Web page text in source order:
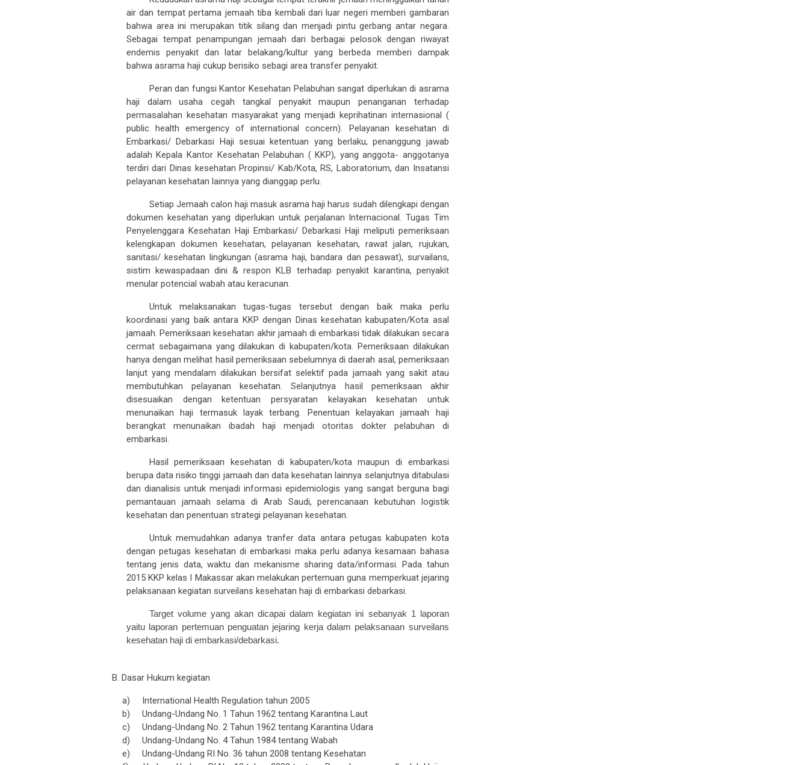
air dan tempat pertama jemaah tiba kembali dari luar negeri memberi gambaran
bahwa area ini merupakan titik silang dan menjadi pintu gerbang antar negara.
Sebagai tempat penampungan jemaah dari berbagai pelosok dengan riwayat
endemis penyakit dan latar belakang/kultur yang berbeda memberi dampak
bahwa asrama haji cukup berisiko sebagi area transfer penyakit.
haji dalam usaha cegah tangkal penyakit maupun penanganan terhadap
permasalahan kesehatan masyarakat yang menjadi keprihatinan internasional (
public health emergency of international concern).Pelayanan kesehatan di
Embarkasi/ Debarkasi Hajisesuai ketentuan yang berlaku,penanggung jawab
adalahKepala Kantor Kesehatan Pelabuhan ( KKP), yang anggota- anggotanya
terdiri dariDinas kesehatan Propinsi/ Kab/Kota, RS, Laboratorium, dan Insatansi
pelayanan kesehatan lainnya yang dianggap perlu.
dokumen kesehatan yang diperlukan untuk perjalanan Internacional. Tugas Tim
Penyelenggara Kesehatan Haji Embarkasi/ Debarkasi Haji meliputi pemeriksaan
kelengkapan dokumen kesehatan, pelayanan kesehatan, rawat jalan, rujukan,
sanitasi/ kesehatan lingkungan (asrama haji, bandara dan pesawat), survailans,
sistim kewaspadaan dini & respon KLB terhadap penyakit karantina, penyakit
menular potencial wabah atau keracunan.
koordinasi yang baik antara KKP dengan Dinas kesehatan kabupaten/Kota asal
jamaah. Pemeriksaan kesehatan akhir jamaah di embarkasi tidak dilakukan secara
cermat sebagaimana yang dilakukan di kabupaten/kota. Pemeriksaan dilakukan
hanya dengan melihat hasil pemeriksaan sebelumnya di daerah asal, pemeriksaan
lanjut yang mendalam dilakukan bersifat selektif pada jamaah yang sakit atau
membutuhkan pelayanan kesehatan. Selanjutnya hasil pemeriksaan akhir
disesuaikan dengan ketentuan persyaratan kelayakan kesehatan untuk
menunaikan haji termasuk layak terbang. Penentuan kelayakan jamaah haji
berangkat menunaikan ibadah haji menjadi otoritas dokter pelabuhan di
embarkasi.
berupa data risiko tinggi jamaah dan data kesehatan lainnya selanjutnya ditabulasi
dan dianalisis untuk menjadi informasi epidemiologis yang sangat berguna bagi
pemantauan jamaah selama di Arab Saudi, perencanaan kebutuhan logistik
kesehatan dan penentuan strategi pelayanan kesehatan.
dengan petugas kesehatan di embarkasi maka perlu adanya kesamaan bahasa
tentang jenis data, waktu dan mekanisme sharing data/informasi. Pada tahun
2015 KKP kelas I Makassar akan melakukan pertemuan guna memperkuat jejaring
pelaksanaan kegiatan surveilans kesehatan haji di embarkasi debarkasi.
yaitu laporan pertemuan penguatan jejaring kerja dalam pelaksanaan surveilans
kesehatan haji di embarkasi/debarkasi.
a)
b)
Undang-Undang No. 1 Tahun 1962 tentang Karantina Laut
c)
Undang-Undang No. 2 Tahun 1962 tentang Karantina Udara
d)
Undang-Undang No. 4 Tahun 1984 tentang Wabah
e)
Undang-Undang RI No.36tahun2008tentang Kesehatan
f)
Undang-Undang RI No. 13 tahun 2008 tentang Penyelenggaraan Ibadah Haji